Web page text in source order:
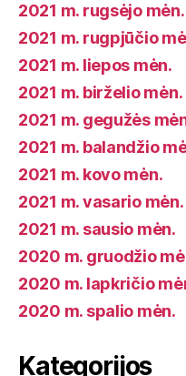
2021 m. rugsėjo mėn.
2021 m. rugpjūčio
2021 m. liepos mėn.
2021 m. birželio mėn.
2021 m. gegužės
2021 m. balandžio
2021 m. kovo mėn.
2021 m. vasario mėn.
2021 m. sausio mėn.
2020 m. gruodžio
2020 m. lapkričio
2020 m. spalio mėn.
Kategorijos